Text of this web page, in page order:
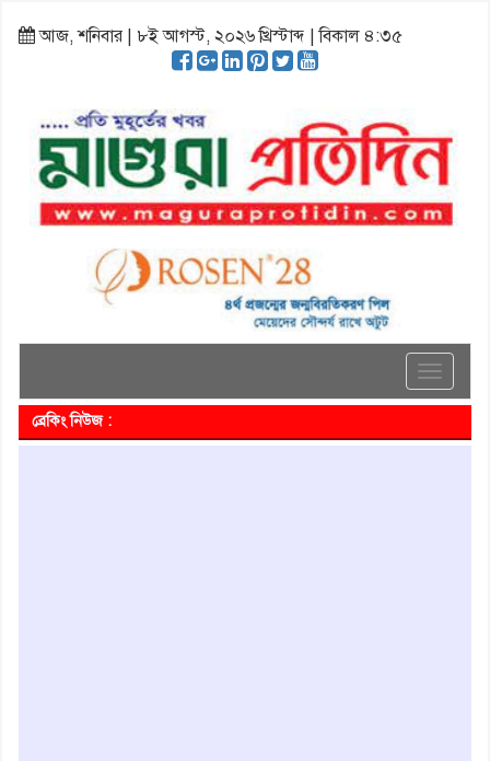
আজ, শনিবার | ৮ই আগস্ট, ২০২৬ খ্রিস্টাব্দ | বিকাল ৪:৩৫
Toggle
ব্রেকিং নিউজ :